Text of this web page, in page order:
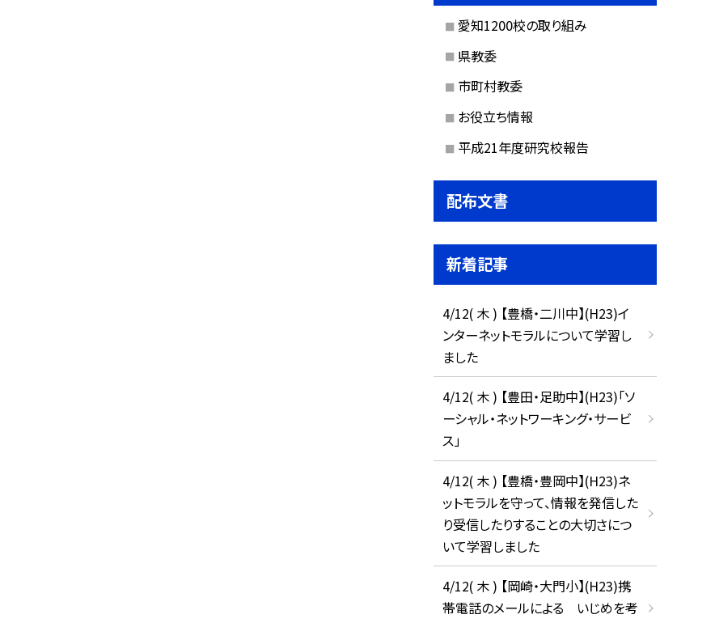
愛知1200校の取り組み
県教委
市町村教委
お役立ち情報
平成21年度研究校報告
配布文書
新着記事
4/12( 木 ) 【豊橋・二川中】(H23)イ
ンターネットモラルについて学習し
ました
4/12( 木 ) 【豊田・足助中】(H23)「ソ
ーシャル・ネットワーキング・サービ
ス」
4/12( 木 ) 【豊橋・豊岡中】(H23)ネ
ットモラルを守って、情報を発信した
り受信したりすることの大切さにつ
いて学習しました
4/12( 木 ) 【岡崎・大門小】(H23)携
帯電話のメールによる いじめを考